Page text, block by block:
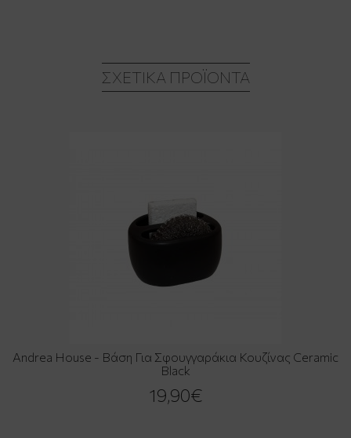
ΣΧΕΤΙΚΆ ΠΡΟΪΌΝΤΑ
Andrea House - Βάση Για Σφουγγαράκια Κουζίνας Ceramic
Black
19,90€